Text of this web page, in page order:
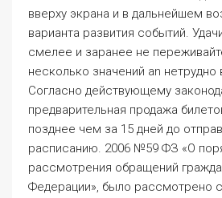
специалистами управления
благоустройства администрации
Информация для учащихся,
месячный именной
Посмотреть все способы
опоздали на автобус, это может
моментами, которые не были
Рассмотрим случаи, когда стоит